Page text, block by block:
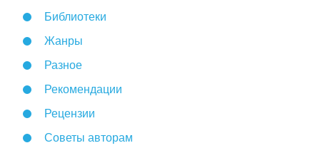
Библиотеки
Жанры
Разное
Рекомендации
Рецензии
Советы авторам